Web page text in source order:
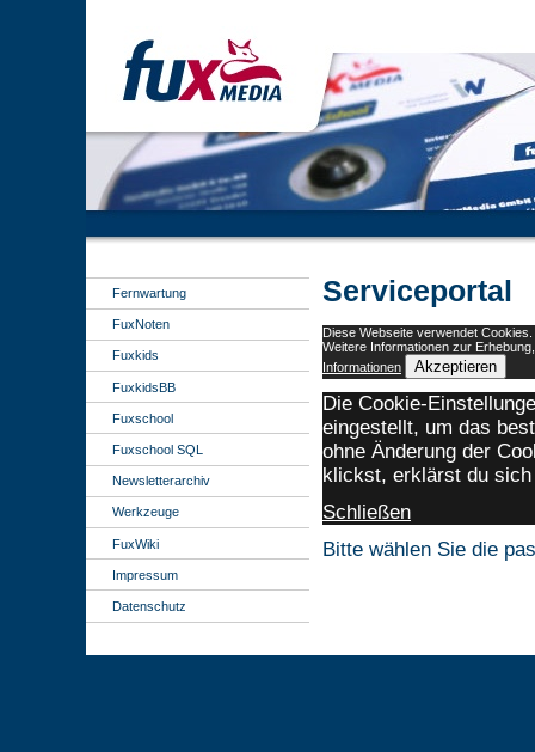
Fernwartung
FuxNoten
Fuxkids
FuxkidsBB
Fuxschool
Fuxschool SQL
Newsletterarchiv
Werkzeuge
FuxWiki
Impressum
Datenschutz
Serviceportal
Diese Webseite verwendet
Weitere Informationen zur
Informationen
Akzeptieren
Die Cookie-
eingestellt, um das
ohne Änderung der
klickst, erklärst du
Schließen
Bitte wählen Sie die